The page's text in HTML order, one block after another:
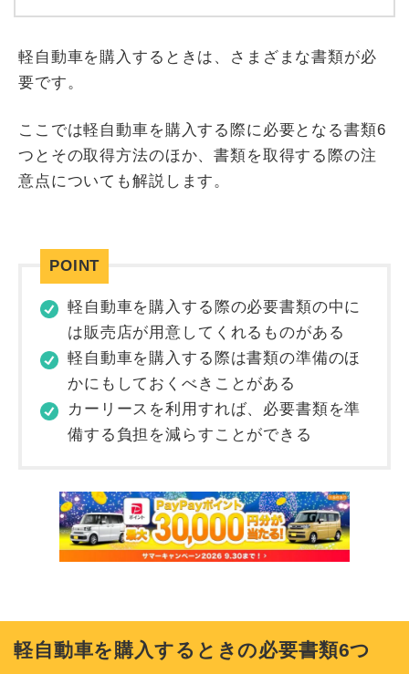
軽自動車を購入するときは、さまざまな書類が必
要です。
ここでは軽自動車を購入する際に必要となる書類6
つとその取得方法のほか、書類を取得する際の注
意点についても解説します。
軽自動車を購入する際の必要書類の中に
は販売店が用意してくれるものがある
軽自動車を購入する際は書類の準備のほ
かにもしておくべきことがある
カーリースを利用すれば、必要書類を準
備する負担を減らすことができる
軽自動車を購入するときの必要書類6つ